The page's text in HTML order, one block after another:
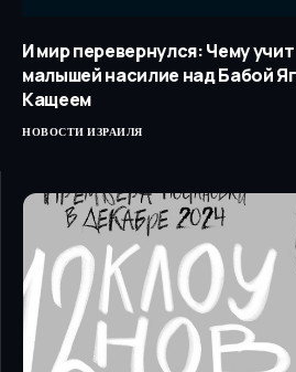
И мир перевернулся: Чему учит
малышей насилие над Бабой
Кащеем
НОВОСТИ ИЗРАИЛЯ